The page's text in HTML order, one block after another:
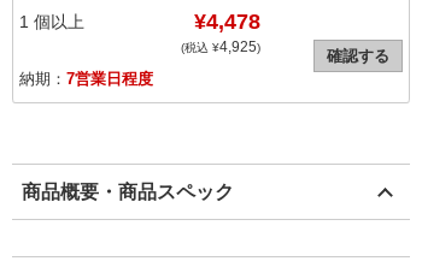
1 個以上 ¥4,478
(税込 ¥4,925)
納期： 7営業日程度
確認する
商品概要・商品スペック